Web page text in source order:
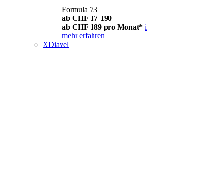
Formula 73
ab CHF 17´190
ab CHF 189 pro Monat* i
mehr erfahren
XDiavel